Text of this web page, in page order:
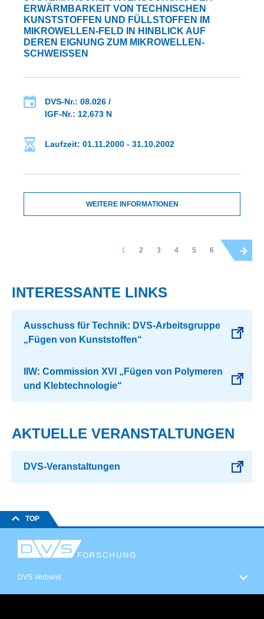
ERWÄRMBARKEIT VON TECHNISCHEN
KUNSTSTOFFEN UND FÜLLSTOFFEN IM
MIKROWELLEN-FELD IN HINBLICK AUF
DEREN EIGNUNG ZUM MIKROWELLEN-
SCHWEISSEN
DVS-Nr.: 08.026 /
IGF-Nr.: 12.673 N
Laufzeit: 01.11.2000 - 31.10.2002
WEITERE INFORMATIONEN
1 2 3 4 5 6
INTERESSANTE LINKS
Ausschuss für Technik: DVS-Arbeitsgruppe
„Fügen von Kunststoffen“
IIW: Commission XVI „Fügen von Polymeren
und Klebtechnologie“
AKTUELLE VERANSTALTUNGEN
DVS-Veranstaltungen
TOP
DVS Verband